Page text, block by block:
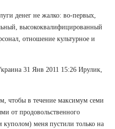
денег не жалко: во-первых,
высококвалифицированный
отношение культурное и
31 Янв 2011 15:26 Ирулик,
чтобы в течение максимум семи
от продовольственного
куполом) меня пустили только на